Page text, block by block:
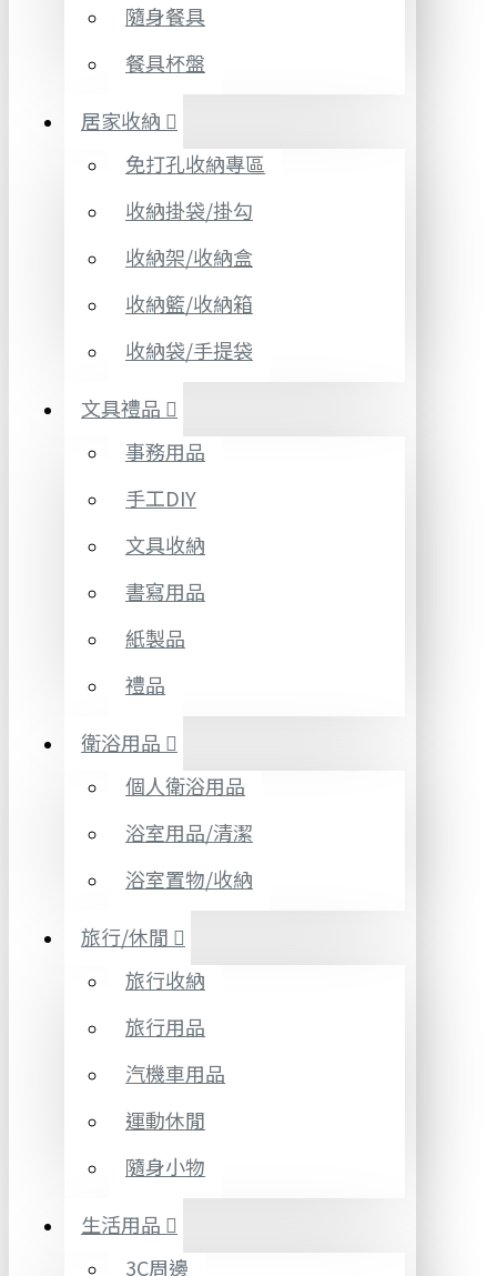
隨身餐具
餐具杯盤
居家收納
免打孔收納專區
收納掛袋/掛勾
收納架/收納盒
收納籃/收納箱
收納袋/手提袋
文具禮品
事務用品
手工DIY
文具收納
書寫用品
紙製品
禮品
衛浴用品
個人衛浴用品
浴室用品/清潔
浴室置物/收納
旅行/休閒
旅行收納
旅行用品
汽機車用品
運動休閒
隨身小物
生活用品
3C周邊